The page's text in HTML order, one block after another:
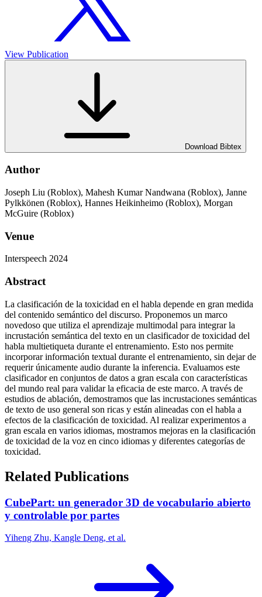
View Publication
Download Bibtex
Author
Joseph Liu (Roblox), Mahesh Kumar Nandwana (Roblox), Janne
Pylkkönen (Roblox), Hannes Heikinheimo (Roblox), Morgan
McGuire (Roblox)
Venue
Interspeech 2024
Abstract
La clasificación de la toxicidad en el habla depende en gran medida
del contenido semántico del discurso. Proponemos un marco
novedoso que utiliza el aprendizaje multimodal para integrar la
incrustación semántica del texto en un clasificador de toxicidad del
habla multietiqueta durante el entrenamiento. Esto nos permite
incorporar información textual durante el entrenamiento, sin dejar de
requerir únicamente audio durante la inferencia. Evaluamos este
clasificador en conjuntos de datos a gran escala con características
del mundo real para validar la eficacia de este marco. A través de
estudios de ablación, demostramos que las incrustaciones semánticas
de texto de uso general son ricas y están alineadas con el habla a
efectos de la clasificación de toxicidad. Al realizar experimentos a
gran escala en varios idiomas, mostramos mejoras en la clasificación
de toxicidad de la voz en cinco idiomas y diferentes categorías de
toxicidad.
Related Publications
CubePart: un generador 3D de vocabulario abierto
y controlable por partes
Yiheng Zhu, Kangle Deng, et al.